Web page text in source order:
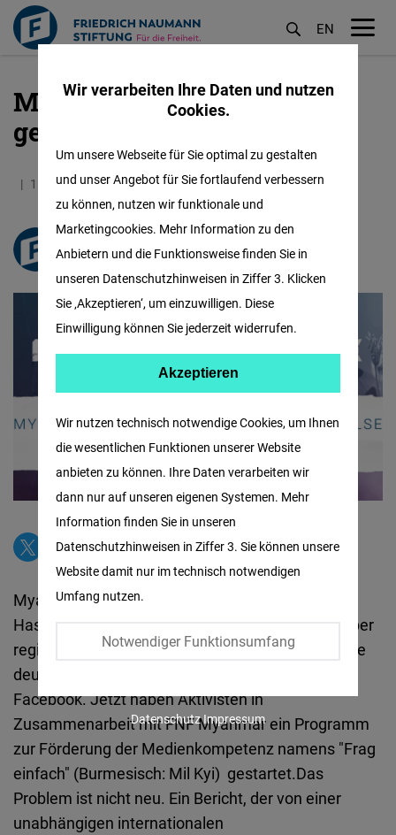
Direkt
zum
Inhalt
EN
Myanmars erste TV-Show
gegen Falschnachrichten
15.01.2021 1.2 Minuten Myanmar
freiheit.org
Myanmar ist ein Hotspot für Desinformation und
Hassreden: Im Vorfeld der Wahlen am 8. November
registrierten NGOs wie das US Charter Center eine
deutliche Zunahme von Desinformation auf
Facebook. Jetzt haben Aktivisten in
Zusammenarbeit mit FNF Myanmar ein Programm
zur Förderung der Medienkompetenz namens "Frag
einfach" (Burmesisch: Mil Kyi) gestartet.Das
Problem ist nicht neu. Ein Bericht, der von einer
unabhängigen internationalen
Wir verarbeiten Ihre Daten und nutzen
Cookies.
Wir nutzen technisch notwendige Cookies, um Ihnen
die wesentlichen Funktionen unserer Website
anbieten zu können. Ihre Daten verarbeiten wir
dann nur auf unseren eigenen Systemen. Mehr
Information finden Sie in unseren
Datenschutzhinweisen in Ziffer 3. Sie können unsere
Website damit nur im technisch notwendigen
Umfang nutzen.
Notwendiger Funktionsumfang
Um unsere Webseite für Sie optimal zu gestalten
und unser Angebot für Sie fortlaufend verbessern
zu können, nutzen wir funktionale und
Marketingcookies. Mehr Information zu den
Anbietern und die Funktionsweise finden Sie in
unseren Datenschutzhinweisen in Ziffer 3. Klicken
Sie ‚Akzeptieren‘, um einzuwilligen. Diese
Einwilligung können Sie jederzeit widerrufen.
Facebook
Embed
Twitter
Embed
Instagram
Embed
Google
Maps
Embed
Akzeptieren Akzeptieren
Datenschutz Impressum